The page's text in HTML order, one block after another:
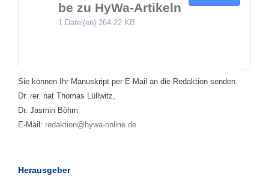
be zu HyWa-Artikeln
1 Datei(en) 264.22 KB
Sie können Ihr Manuskript per E-Mail an die Redaktion senden.
Dr. rer. nat Thomas Lüllwitz,
Dr. Jasmin Böhm
E-Mail: redaktion@hywa-online.de
Herausgeber